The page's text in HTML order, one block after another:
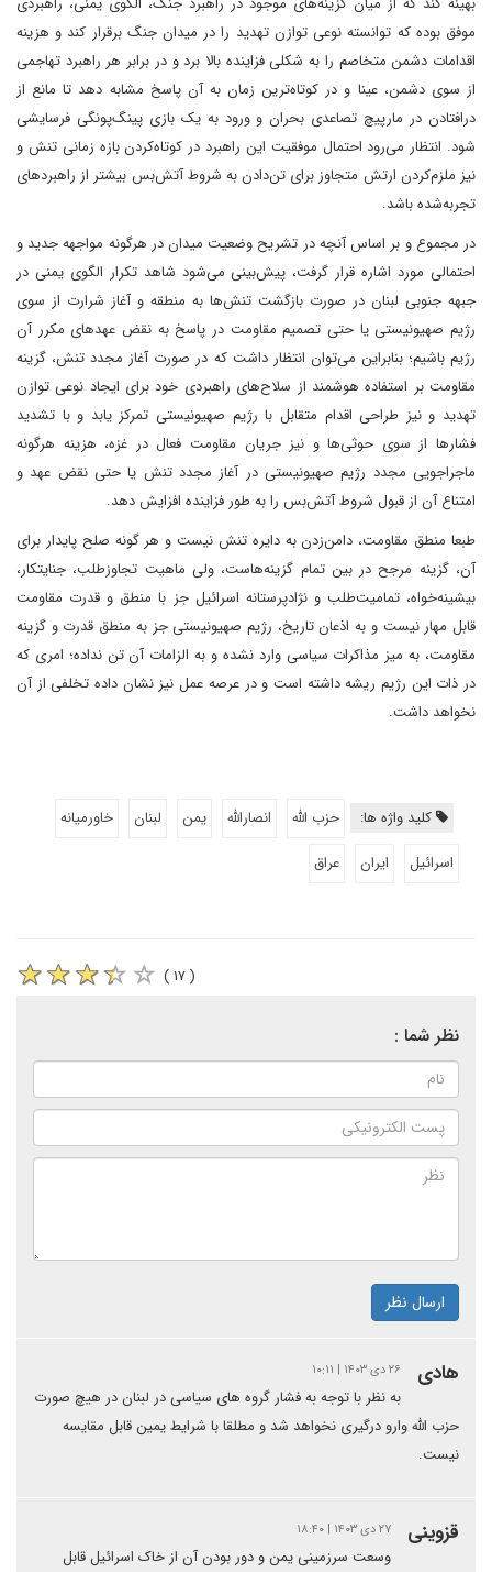
موفق بوده که توانسته نوعی توازن تهدید را در میدان جنگ برقرار کند و هزینه
اقدامات دشمن متخاصم را به شکلی فزاینده بالا برد و در برابر هر راهبرد تهاجمی
از سوی دشمن، عینا و در کوتاه‌ترین زمان به آن پاسخ مشابه دهد تا مانع از
درافتادن در مارپیچ تصاعدی بحران و ورود به یک بازی پینگ‌پونگی فرسایشی
شود. انتظار می‌رود احتمال موفقیت این راهبرد در کوتاه‌کردن بازه زمانی تنش و
نیز ملزم‌کردن ارتش متجاوز برای تن‌دادن به شروط آتش‌بس بیشتر از راهبردهای
تجربه‌شده باشد.
در مجموع و بر اساس آنچه در تشریح وضعیت میدان در هرگونه مواجهه جدید و
احتمالی مورد اشاره قرار گرفت، پیش‌بینی می‌شود شاهد تکرار الگوی یمنی در
جبهه جنوبی لبنان در صورت بازگشت تنش‌ها به منطقه و آغاز شرارت از سوی
رژیم صهیونیستی یا حتی تصمیم مقاومت در پاسخ به نقض عهدهای مکرر آن
رژیم باشیم؛ بنابراین می‌توان انتظار داشت که در صورت آغاز مجدد تنش، گزینه
مقاومت بر استفاده هوشمند از سلاح‌های راهبردی خود برای ایجاد نوعی توازن
تهدید و نیز طراحی اقدام متقابل با رژیم صهیونیستی تمرکز یابد و با تشدید
فشارها از سوی حوثی‌ها و نیز جریان مقاومت فعال در غزه، هزینه هرگونه
ماجراجویی مجدد رژیم صهیونیستی در آغاز مجدد تنش یا حتی نقض عهد و
امتناع آن از قبول شروط آتش‌بس را به طور فزاینده افزایش دهد.
طبعا منطق مقاومت، دامن‌زدن به دایره تنش نیست و هر گونه صلح پایدار برای
آن، گزینه مرجح در بین تمام گزینه‌هاست، ولی ماهیت تجاوزطلب، جنایتکار،
بیشینه‌خواه، تمامیت‌طلب و نژادپرستانه اسرائیل جز با منطق و قدرت مقاومت
قابل مهار نیست و به اذعان تاریخ، رژیم صهیونیستی جز به منطق قدرت و گزینه
مقاومت، به میز مذاکرات سیاسی وارد نشده و به الزامات آن تن نداده؛ امری که
در ذات این رژیم ریشه داشته است و در عرصه عمل نیز نشان داده تخلفی از آن
نخواهد داشت.
کلید واژه ها: حزب الله انصارالله یمن لبنان
خاورمیانه
اسرائیل
ایران عراق
( ۱۷ )
نظر شما :
ارسال نظر
هادی ۲۶ دی ۱۴۰۳ | ۱۰:۱۱
به نظر با توجه به فشار گروه های سیاسی در لبنان در هیچ صورت
حزب الله وارو درگیری نخواهد شد و مطلقا با شرایط یمین قابل مقایسه
نیست.
قزوینی ۲۷ دی ۱۴۰۳ | ۱۸:۴۰
وسعت سرزمینی یمن و دور بودن آن از خاک اسرائیل قابل